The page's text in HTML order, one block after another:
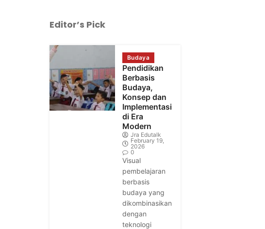
Editor’s Pick
Budaya
Pendidikan
Berbasis
Budaya,
Konsep dan
Implementasi
di Era
Modern
Jra Edutalk
February 19,
2026
0
Visual
pembelajaran
berbasis
budaya yang
dikombinasikan
dengan
teknologi